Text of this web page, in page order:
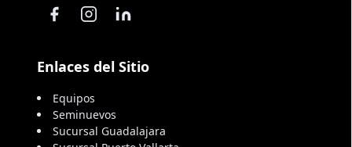
Enlaces del Sitio
Equipos
Seminuevos
Sucursal Guadalajara